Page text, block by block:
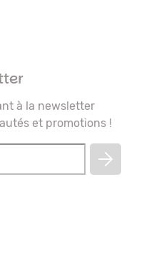
à la newsletter
et promotions !